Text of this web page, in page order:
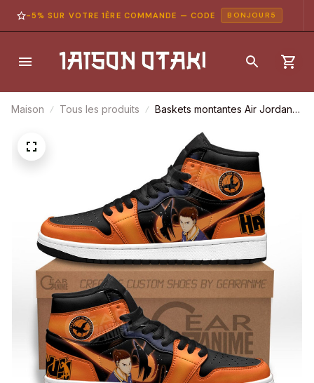
-5% SUR VOTRE 1ÈRE COMMANDE — CODE BONJOUR5
Maison Tous les produits
Baskets montantes Air Jordan
montantes Haikyuu!!